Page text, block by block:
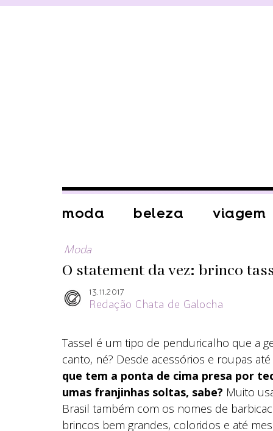
moda beleza viagem
Moda
O statement da vez: brinco
13.11.2017
Redação Chata de Galocha
Tassel é um tipo de penduricalho que a
canto, né? Desde acessórios e roupas
que tem a ponta de cima presa por
umas franjinhas soltas, sabe? Muito
Brasil também com os nomes de
brincos bem grandes, coloridos e até